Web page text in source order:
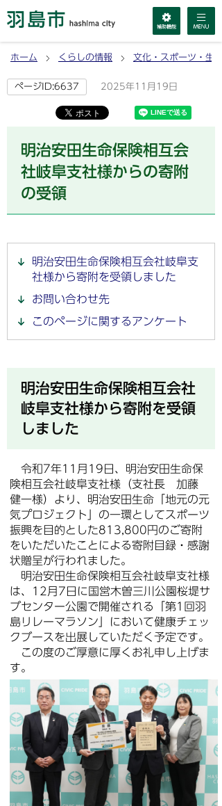
ホーム くらしの情報 文化・スポーツ・生涯
ページID:6637 2025年11月19日
明治安田生命保険相互会
社岐阜支社様からの寄附
の受領
明治安田生命保険相互会社岐阜支
社様から寄附を受領しました
お問い合わせ先
このページに関するアンケート
明治安田生命保険相互会社
岐阜支社様から寄附を受領
しました
令和7年11月19日、明治安田生命保
険相互会社岐阜支社様（支社長 加藤
健一様）より、明治安田生命「地元の元
気プロジェクト」の一環としてスポーツ
振興を目的とした813,800円のご寄附
をいただいたことによる寄附目録・感謝
状贈呈が行われました。
明治安田生命保険相互会社岐阜支社様
は、12月7日に国営木曽三川公園桜堤サ
ブセンター公園で開催される「第1回羽
島リレーマラソン」において健康チェッ
クブースを出展していただく予定です。
この度のご厚意に厚くお礼申し上げま
す。